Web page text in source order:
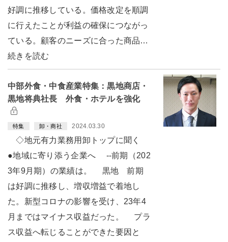
好調に推移している。価格改定を順調
に行えたことが利益の確保につながっ
ている。顧客のニーズに合った商品…
続きを読む
中部外食・中食産業特集：黒地商店・
黒地将典社長 外食・ホテルを強化
特集 卸・商社 2024.03.30
◇地元有力業務用卸トップに聞く
●地域に寄り添う企業へ --前期（202
3年9月期）の業績は。 黒地 前期
は好調に推移し、増収増益で着地し
た。新型コロナの影響を受け、23年4
月まではマイナス収益だった。 プラ
ス収益へ転じることができた要因と